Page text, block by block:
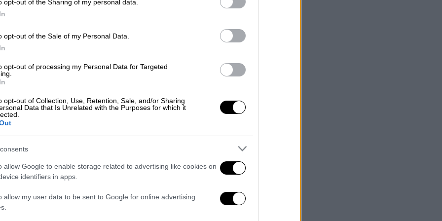
opt-out of the Sharing of my personal data.
opt-out of the Sale of my Personal Data.
opt-out of processing my Personal Data for Targeted
opt-out of Collection, Use, Retention, Sale, and/or Sharing
Data that Is Unrelated with the Purposes for which it
allow Google to enable storage related to advertising like cookies on
identifiers in apps.
allow my user data to be sent to Google for online advertising
Όρκα Ταχλίκουα: Συγκλονίζει ξανά
πένθους - Έχασε και δεύτερο μωρό
Έγινε γνωστή όταν το 2018 ταξίδεψε
νεκρού μικρού της